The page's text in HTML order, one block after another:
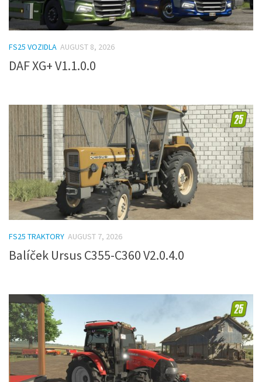
FS25 VOZIDLA AUGUST 8, 2026
DAF XG+ V1.1.0.0
FS25 TRAKTORY AUGUST 7, 2026
Balíček Ursus C355-C360 V2.0.4.0